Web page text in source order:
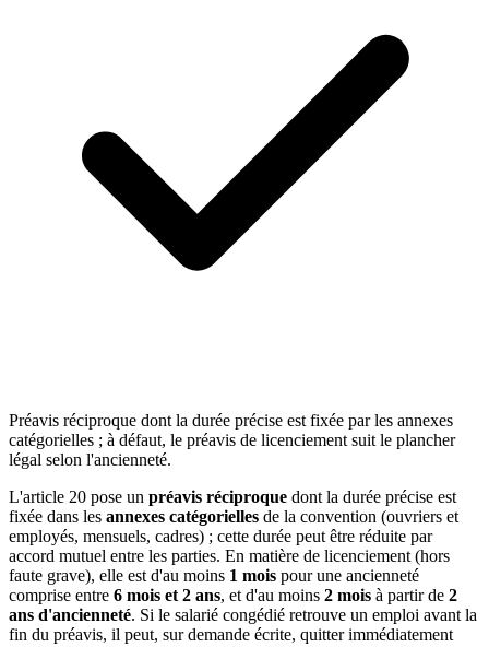
Préavis réciproque dont la durée précise est fixée par les annexes
catégorielles ; à défaut, le préavis de licenciement suit le plancher
légal selon l'ancienneté.
L'article 20 pose un préavis réciproque dont la durée précise est
fixée dans les annexes catégorielles de la convention (ouvriers et
employés, mensuels, cadres) ; cette durée peut être réduite par
accord mutuel entre les parties. En matière de licenciement (hors
faute grave), elle est d'au moins 1 mois pour une ancienneté
comprise entre 6 mois et 2 ans, et d'au moins 2 mois à partir de 2
ans d'ancienneté. Si le salarié congédié retrouve un emploi avant la
fin du préavis, il peut, sur demande écrite, quitter immédiatement